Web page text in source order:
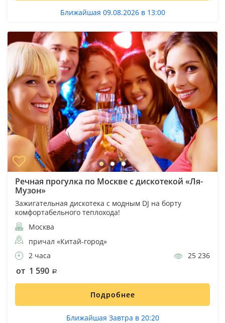
Ближайшая 09.08.2026 в 13:00
Речная прогулка по Москве с дискотекой «Ля-
Музон»
Зажигательная дискотека с модным DJ на борту
комфортабельного теплохода!
Москва
причал «Китай-город»
2 часа
25 236
от 1 590
Подробнее
Ближайшая Завтра в 20:20